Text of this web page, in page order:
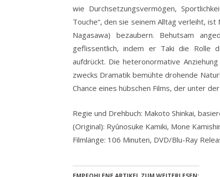
wie Durchsetzungsvermögen,
Touche“, den sie seinem Alltag verleiht,
Nagasawa) bezaubern. Behutsam
geflissentlich, indem er Taki die Rolle
aufdrückt. Die heteronormative
zwecks Dramatik bemühte drohende
Chance eines hübschen Films, der unter
Regie und Drehbuch: Makoto Shinkai,
(Original): Ryûnosuke Kamiki, Mone
Filmlänge: 106 Minuten, DVD/Blu-Ray